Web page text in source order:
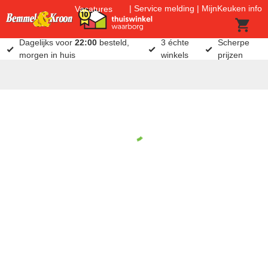
Vacatures Service melding MijnKeuken info
Dagelijks voor22:00 besteld,
morgen in huis
3 échte
winkels
Scherpe
prijzen